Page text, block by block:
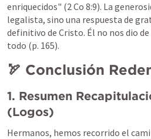
enriquecidos" (2 Co 8:9). La
legalista, sino una respuesta de
definitivo de Cristo. Él no nos dio
todo (p. 165).
🏹 Conclusión
1. Resumen
(Logos)
Hermanos, hemos recorrido el